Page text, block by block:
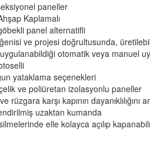
paneller
Kaplamalı
panel alternatifli
ve projesi doğrultusunda,
otomatik veya manuel
yataklama seçenekleri
ve poliüretan izolasyonlu paneller
rüzgara karşı kapının
uzaktan kumanda
elle kolayca açılıp